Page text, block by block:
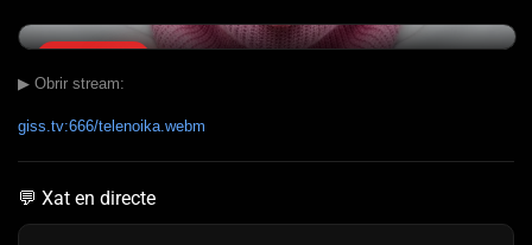
ERVA 90
IA i narrativa audiovisual
▶ Obrir stream:
giss.tv:666/telenoika.webm
💬 Xat en directe